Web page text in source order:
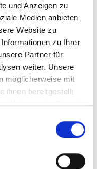
und Anzeigen zu
Medien anbieten
Website zu
zu Ihrer
Partner für
weiter. Unsere
möglicherweise mit
ihnen bereitgestellt
Nutzung der Dienste
400 Ohm. Die
Betriebssicherheit.
V eff) oder